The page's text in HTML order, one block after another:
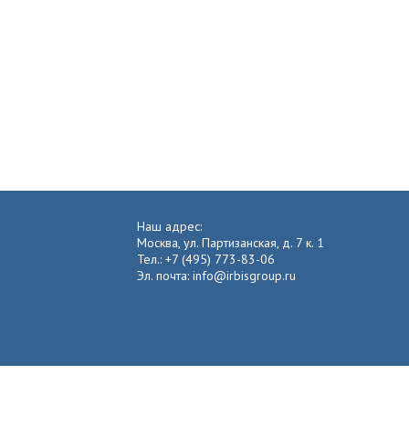
Наш адрес:
Москва, ул. Партизанская, д. 7 к. 1
Тел.: +7 (495) 773-83-06
Эл. почта: info@irbisgroup.ru